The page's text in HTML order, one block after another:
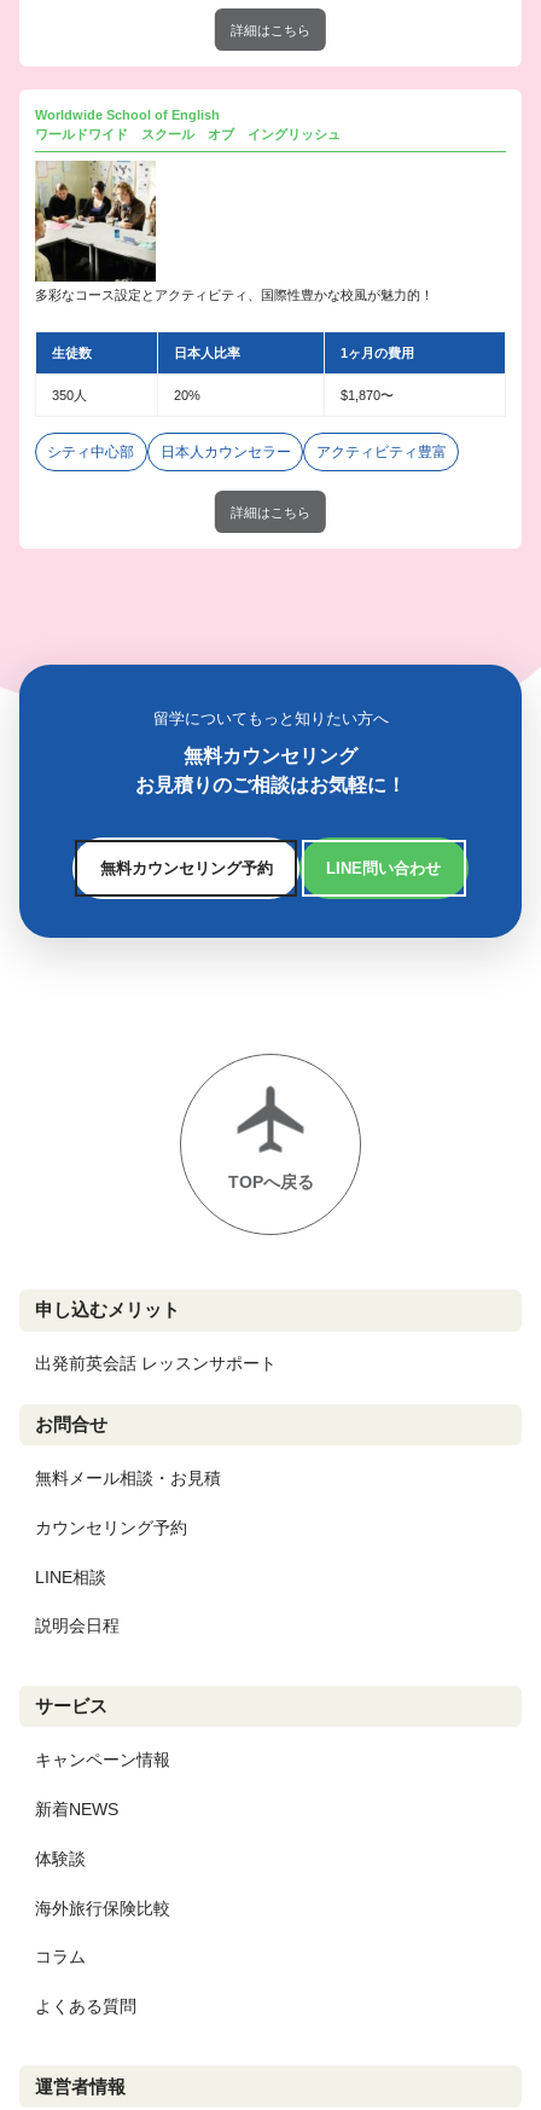
詳細はこちら
Worldwide School of English
ワールドワイド スクール オブ イングリッシュ
多彩なコース設定とアクティビティ、国際性豊かな校風が魅力的！
生徒数 日本人比率 1ヶ月の費用
350人 20% $1,870〜
シティ中心部 日本人カウンセラー アクティビティ豊富
詳細はこちら
留学についてもっと知りたい方へ
無料カウンセリング
お見積りのご相談はお気軽に！
無料カウンセリング予約 LINE問い合わせ
TOPへ戻る
申し込むメリット
出発前英会話 レッスンサポート
お問合せ
無料メール相談・お見積
カウンセリング予約
LINE相談
説明会日程
サービス
キャンペーン情報
新着NEWS
体験談
海外旅行保険比較
コラム
よくある質問
運営者情報